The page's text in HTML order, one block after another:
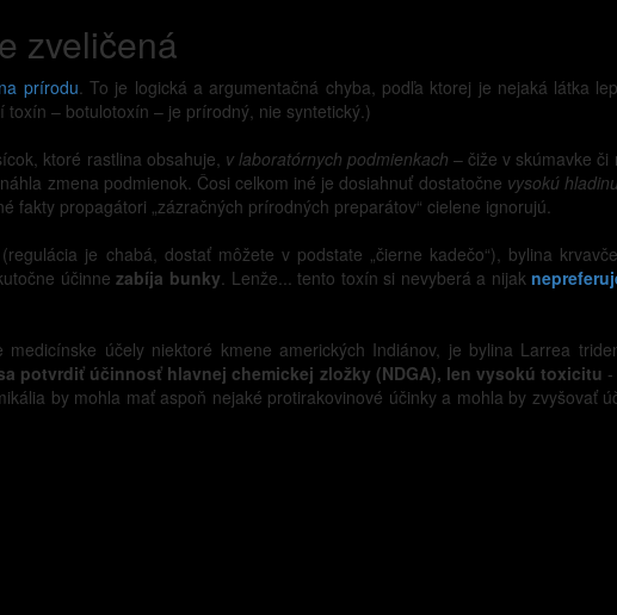
zveličená
prírodu. To je logická a argumentačná chyba, podľa ktorej je nejaká látka
– botulotoxín – je prírodný, nie syntetický.)
ktoré rastlina obsahuje, v laboratórnych podmienkach – čiže v skúmavke
zmena podmienok. Čosi celkom iné je dosiahnuť dostatočne vysokú
fakty propagátori „zázračných prírodných preparátov“ cielene ignorujú.
je chabá, dostať môžete v podstate „čierne kadečo“), bylina
účinnezabíja bunky. Lenže... tento toxín si nevyberá a nijak
účely niektoré kmene amerických Indiánov, je bylina Larrea
potvrdiť účinnosť hlavnej chemickej zložky (NDGA), len vysokú toxicitu
by mohla mať aspoň nejaké protirakovinové účinky a mohla by zvyšovať